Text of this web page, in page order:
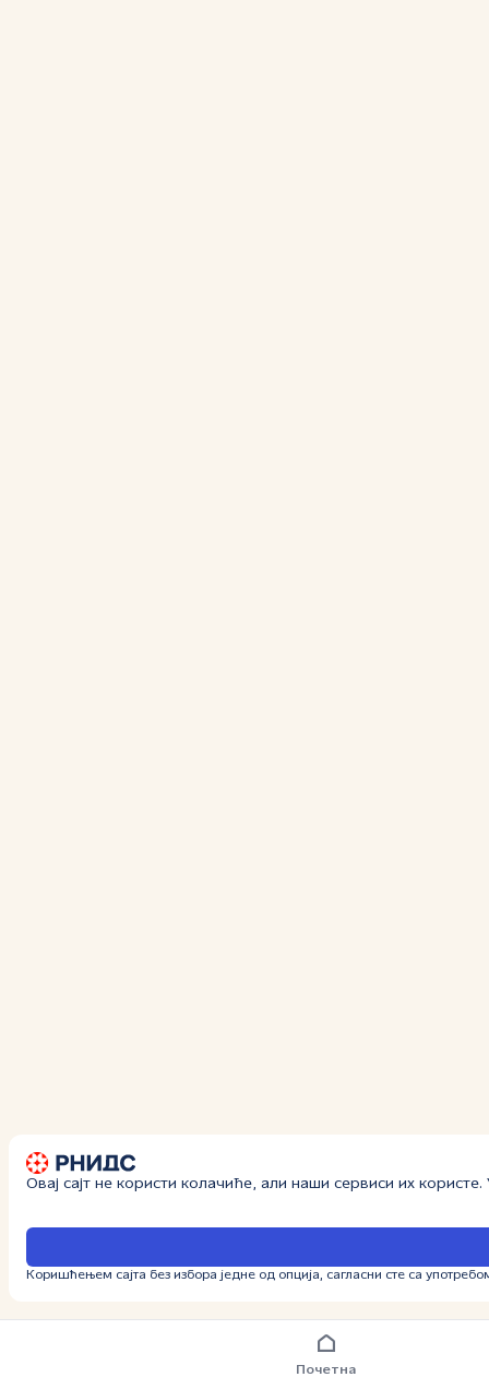
Почетна
Овај сајт не користи колачиће, али наши сервиси их
Коришћењем сајта без избора једне од опција, сагласни сте са